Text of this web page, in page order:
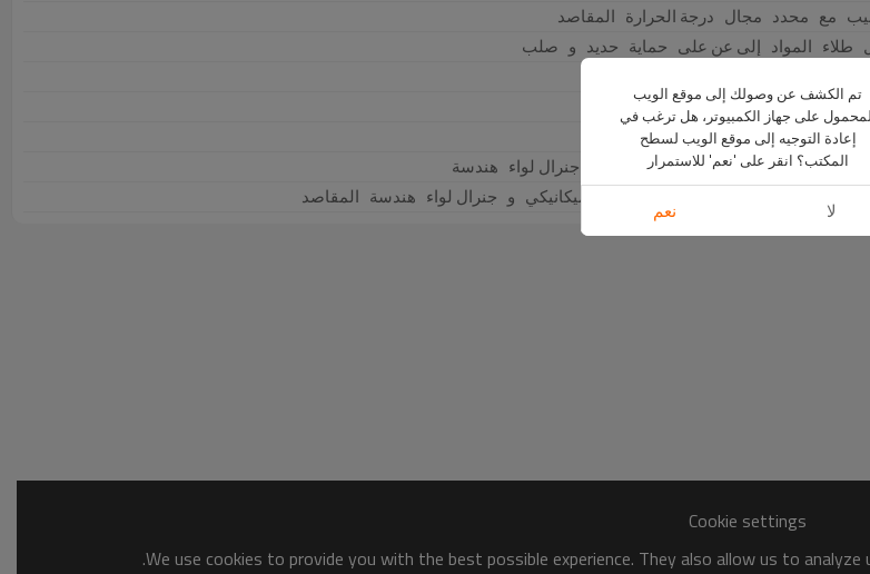
مع محدد مجال درجة الحرارة المقاصد
طلاء المواد إلى عن على حماية حديد و صلب
إلى عن على السيارات، ميكانيكي جنرال لواء هندسة
ميكانيكي و جنرال لواء هندسة المقاصد
Cookie settings
We use cookies to provide you with the best possible experience. They also allow us to
تم الكشف عن وصولك إلى موقع الويب
على جهاز الكمبيوتر، هل ترغب في
إعادة التوجيه إلى موقع الويب لسطح
المكتب؟ انقر على 'نعم' للاستمرار
لا نعم